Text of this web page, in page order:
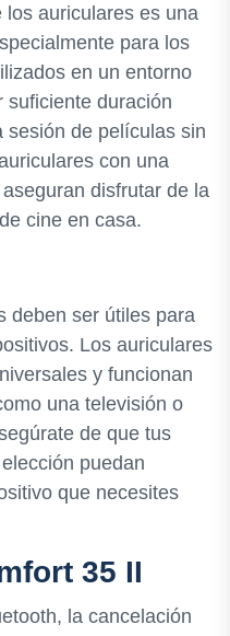
auriculares es una
para los
en un entorno
suficiente duración
sesión de películas sin
con una
disfrutar de la
cine en casa.
deben ser útiles para
Los auriculares
y funcionan
una televisión o
de que tus
puedan
que necesites
35 II
la cancelación